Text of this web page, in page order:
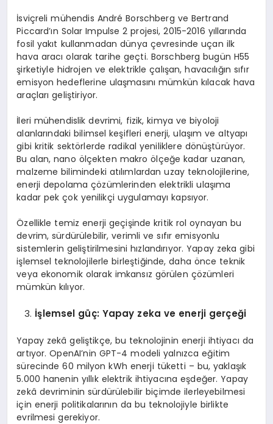
İsviçreli mühendis André Borschberg ve Bertrand
Piccard’ın Solar Impulse 2 projesi, 2015-2016 yıllarında
fosil yakıt kullanmadan dünya çevresinde uçan ilk
hava aracı olarak tarihe geçti. Borschberg bugün H55
şirketiyle hidrojen ve elektrikle çalışan, havacılığın sıfır
emisyon hedeflerine ulaşmasını mümkün kılacak hava
araçları geliştiriyor.
İleri mühendislik devrimi, fizik, kimya ve biyoloji
alanlarındaki bilimsel keşifleri enerji, ulaşım ve altyapı
gibi kritik sektörlerde radikal yeniliklere dönüştürüyor.
Bu alan, nano ölçekten makro ölçeğe kadar uzanan,
malzeme bilimindeki atılımlardan uzay teknolojilerine,
enerji depolama çözümlerinden elektrikli ulaşıma
kadar pek çok yenilikçi uygulamayı kapsıyor.
Özellikle temiz enerji geçişinde kritik rol oynayan bu
devrim, sürdürülebilir, verimli ve sıfır emisyonlu
sistemlerin geliştirilmesini hızlandırıyor. Yapay zeka gibi
işlemsel teknolojilerle birleştiğinde, daha önce teknik
veya ekonomik olarak imkansız görülen çözümleri
mümkün kılıyor.
İşlemsel güç: Yapay zeka ve enerji gerçeği
Yapay zekâ geliştikçe, bu teknolojinin enerji ihtiyacı da
artıyor. OpenAI’nin GPT-4 modeli yalnızca eğitim
sürecinde 60 milyon kWh enerji tüketti – bu, yaklaşık
5.000 hanenin yıllık elektrik ihtiyacına eşdeğer. Yapay
zekâ devriminin sürdürülebilir biçimde ilerleyebilmesi
için enerji politikalarının da bu teknolojiyle birlikte
evrilmesi gerekiyor.